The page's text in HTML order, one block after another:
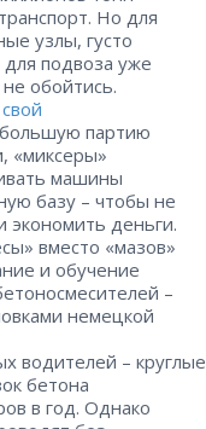
Но для
узлы, густо
подвоза уже
обойтись.
свой
большую партию
«миксеры»
машины
базу – ​чтобы не
экономить деньги.
вместо «мазов»
и обучение
–
немецкой
водителей – ​круглые
бетона
в год. Однако